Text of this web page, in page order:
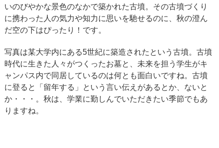
いのびやかな景色のなかで築かれた古墳。その古墳づくり
に携わった人の気力や知力に思いを馳せるのに、秋の澄ん
だ空の下はぴったり！です。
写真は某大学内にある5世紀に築造されたという古墳。古墳
時代に生きた人々がつくったお墓と、未来を担う学生がキ
ャンパス内で同居しているのは何とも面白いですね。古墳
に登ると「留年する」という言い伝えがあるとか、ないと
か・・・。秋は、学業に勤しんでいただきたい季節でもあ
りますね。